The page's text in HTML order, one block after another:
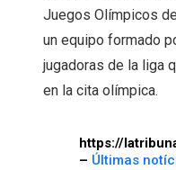
Juegos Olímpicos
un equipo formado
jugadoras de la liga
en la cita olímpica.
https://
– Últimas